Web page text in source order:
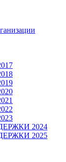
2024
2025